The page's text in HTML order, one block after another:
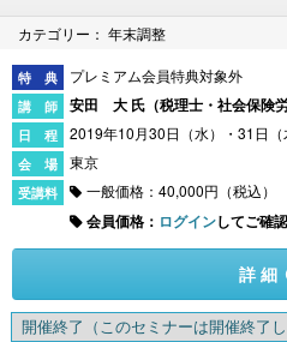
カテゴリー： 年末調整
プレミアム会員特典対象外
安田 大 氏（税理士・社会保険
2019年10月30日（水）・31日
東京
一般価格：40,000円（税込）
会員価格： ログインしてご確
詳 細
開催終了 （このセミナーは開催終了し